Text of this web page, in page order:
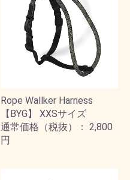
Rope Wallker Harness
【BYG】 XXSサイズ
通常価格（税抜）： 2,800
円